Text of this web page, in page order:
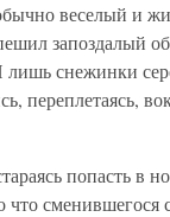
веселый и
запоздалый
лишь снежинки
переплетаясь,
попасть в
что сменившегося